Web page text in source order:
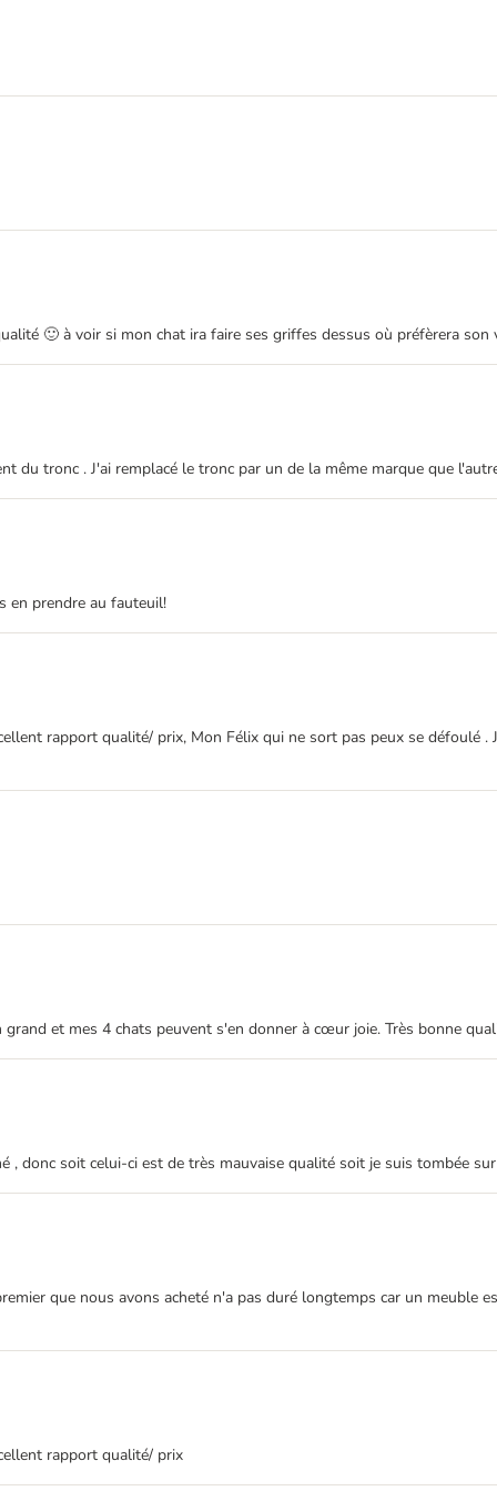
🙂 à voir si mon chat ira faire ses griffes dessus où préfèrera son
du tronc . J'ai remplacé le tronc par un de la même marque que
en prendre au fauteuil!
rapport qualité/ prix, Mon Félix qui ne sort pas peux se défoulé
et mes 4 chats peuvent s'en donner à cœur joie. Très bonne
donc soit celui-ci est de très mauvaise qualité soit je suis tombée
que nous avons acheté n'a pas duré longtemps car un meuble
rapport qualité/ prix